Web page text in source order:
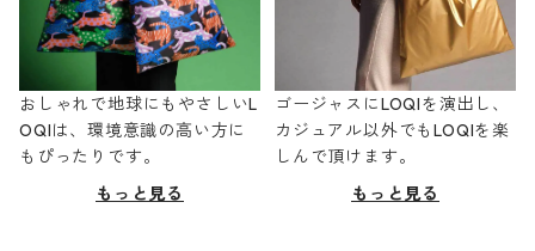
おしゃれで地球にもやさしいL
OQIは、環境意識の高い方に
もぴったりです。
もっと見る
ゴージャスにLOQIを演出し、
カジュアル以外でもLOQIを楽
しんで頂けます。
もっと見る